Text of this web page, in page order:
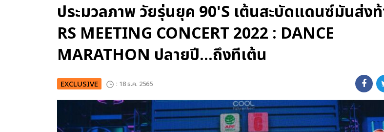
ประมวลภาพ วัยรุ่นยุค 90'S เต้นสะบัดแดนซ์มันส่ง
RS MEETING CONCERT 2022 : DANCE
MARATHON ปลายปี...ถึงทีเต้น
EXCLUSIVE : 18 ธ.ค. 2565